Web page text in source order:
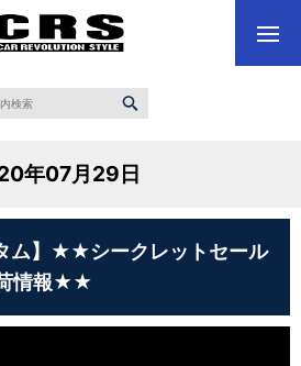
年07月29日
ム】★★シークレットセール
荷情報★★